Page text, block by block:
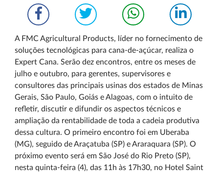
A FMC Agricultural Products, líder no fornecimento de
soluções tecnológicas para cana-de-açúcar, realiza o
Expert Cana. Serão dez encontros, entre os meses de
julho e outubro, para gerentes, supervisores e
consultores das principais usinas dos estados de Minas
Gerais, São Paulo, Goiás e Alagoas, com o intuito de
refletir, discutir e difundir os aspectos técnicos e
ampliação da rentabilidade de toda a cadeia produtiva
dessa cultura. O primeiro encontro foi em Uberaba
(MG), seguido de Araçatuba (SP) e Araraquara (SP). O
próximo evento será em São José do Rio Preto (SP),
nesta quinta-feira (4), das 11h às 17h30, no Hotel Saint